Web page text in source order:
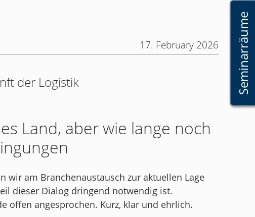
Seminarräume
17. February 2026
der Logistik
Land, aber wie lange noch
wir am Branchenaustausch zur aktuellen Lage
dieser Dialog dringend notwendig ist.
offen angesprochen. Kurz, klar und ehrlich.